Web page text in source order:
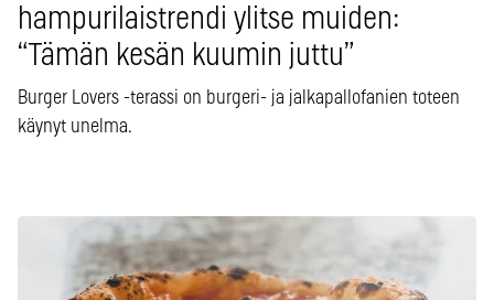
hampurilaistrendi ylitse muiden:
“Tämän kesän kuumin juttu”
Burger Lovers -terassi on burgeri- ja jalkapallofanien toteen
käynyt unelma.